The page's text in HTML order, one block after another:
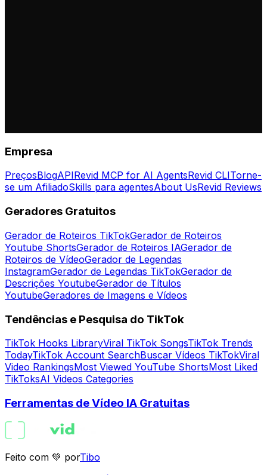
Empresa
PreçosBlogAPIRevid MCP for AI AgentsRevid CLITorne-
se um AfiliadoSkills para agentesAbout UsRevid Reviews
Geradores Gratuitos
Gerador de Roteiros TikTokGerador de Roteiros
Youtube ShortsGerador de Roteiros IAGerador de
Roteiros de VídeoGerador de Legendas
InstagramGerador de Legendas TikTokGerador de
Descrições YoutubeGerador de Títulos
YoutubeGeradores de Imagens e Vídeos
Tendências e Pesquisa do TikTok
TikTok Hooks LibraryViral TikTok SongsTikTok Trends
TodayTikTok Account SearchBuscar Vídeos TikTokViral
Video RankingsMost Viewed YouTube ShortsMost Liked
TikToksAI Videos Categories
Ferramentas de Vídeo IA Gratuitas
Feito com 💚 porTibo